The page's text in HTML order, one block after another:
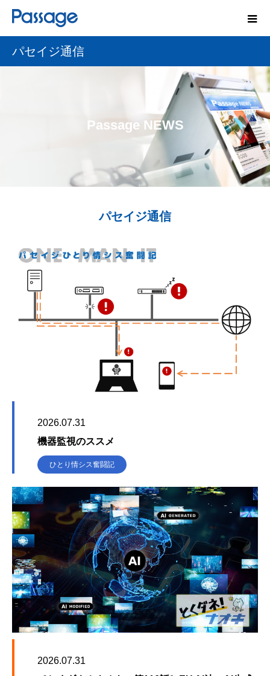
パセイジ通信
Passage NEWS
パセイジ通信
2026.07.31
機器監視のススメ
ひとり情シス奮闘記
2026.07.31